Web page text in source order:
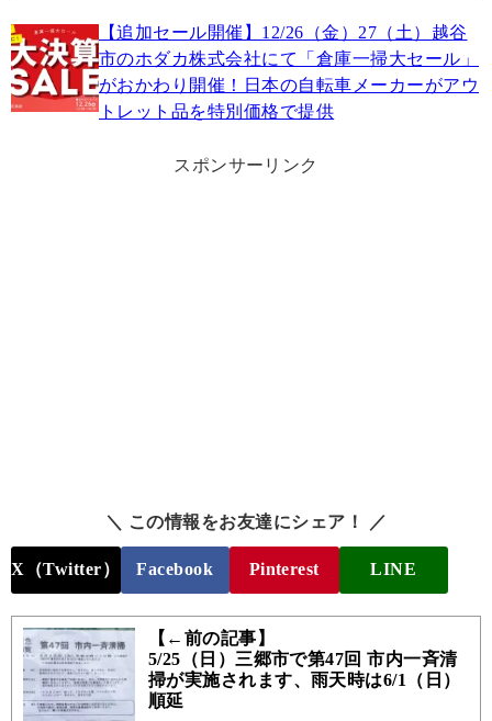
【追加セール開催】12/26（金）27（土）越谷
市のホダカ株式会社にて「倉庫一掃大セール」
がおかわり開催！日本の自転車メーカーがアウ
トレット品を特別価格で提供
スポンサーリンク
＼ この情報をお友達にシェア！ ／
X（Twitter） Facebook Pinterest LINE
【←前の記事】
5/25（日）三郷市で第47回 市内一斉清
掃が実施されます、雨天時は6/1（日）
順延